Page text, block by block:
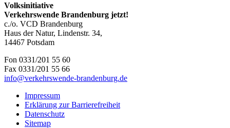
Volksinitiative
Verkehrswende Brandenburg jetzt!
c./o. VCD Brandenburg
Haus der Natur, Lindenstr. 34,
14467 Potsdam
Fon 0331/201 55 60
Fax 0331/201 55 66
info@verkehrswende-brandenburg.de
Impressum
Erklärung zur Barrierefreiheit
Datenschutz
Sitemap